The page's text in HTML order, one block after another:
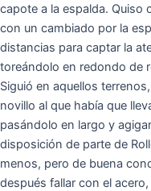
capote a la espalda. Quiso
con un cambiado por la
distancias para captar la
toreándolo en redondo de
Siguió en aquellos
novillo al que había que
pasándolo en largo y
disposición de parte de
menos, pero de buena
después fallar con el